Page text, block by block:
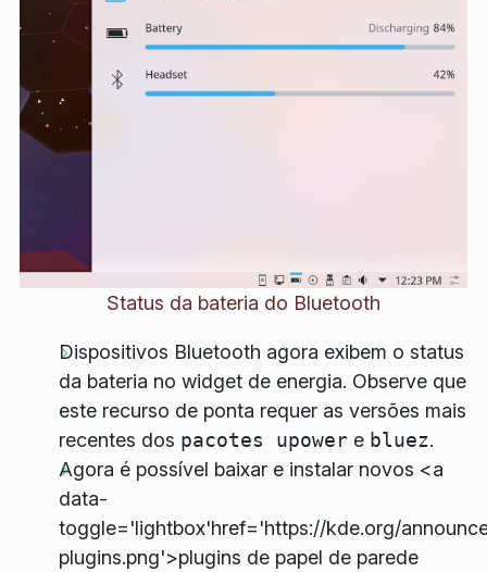
Status da bateria do Bluetooth
Dispositivos Bluetooth agora exibem o status
da bateria no widget de energia. Observe que
este recurso de ponta requer as versões mais
recentes dos pacotes upower e bluez.
Agora é possível baixar e instalar novos <a
data-
toggle='lightbox'href='https://kde.org/
plugins.png'>plugins de papel de parede